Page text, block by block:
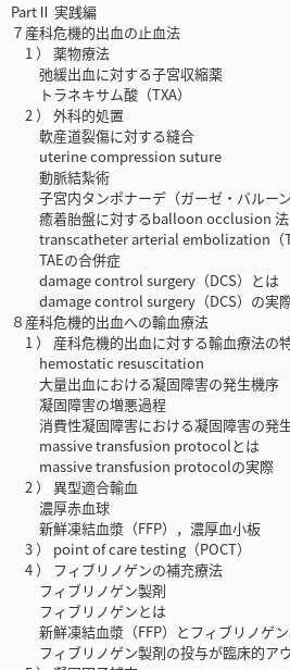
PartⅡ 実践編
７産科危機的出血の止血法
1 ） 薬物療法
弛緩出血に対する子宮収縮薬
トラネキサム酸（TXA）
2 ） 外科的処置
軟産道裂傷に対する縫合
uterine compression suture
動脈結紮術
子宮内タンポナーデ（ガーゼ・バルーン
癒着胎盤に対するballoon occlusion 法
transcatheter arterial embolization（
TAEの合併症
damage control surgery（DCS）とは
damage control surgery（DCS）の実
８産科危機的出血への輸血療法
1 ） 産科危機的出血に対する輸血療法の
hemostatic resuscitation
大量出血における凝固障害の発生機序
凝固障害の増悪過程
消費性凝固障害における凝固障害の発
massive transfusion protocolとは
massive transfusion protocolの実際
2 ） 異型適合輸血
濃厚赤血球
新鮮凍結血漿（FFP），濃厚血小板
3 ） point of care testing（POCT）
4 ） フィブリノゲンの補充療法
フィブリノゲン製剤
フィブリノゲンとは
新鮮凍結血漿（FFP）とフィブリノゲ
フィブリノゲン製剤の投与が臨床的ア